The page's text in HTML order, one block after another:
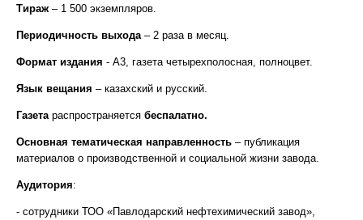
Тираж – 1 500 экземпляров.
Периодичность выхода – 2 раза в месяц.
Формат издания - А3, газета четырехполосная, полноцвет.
Язык вещания – казахский и русский.
Газета распространяется беспалатно.
Основная тематическая направленность – публикация
материалов о производственной и социальной жизни завода.
Аудитория:
- сотрудники ТОО «Павлодарский нефтехимический завод»,